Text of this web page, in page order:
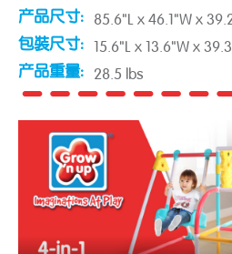
产品尺寸: 85.6"L x 46.1"W x
包裝尺寸: 15.6"L x 13.6"W x
产品重量: 28.5 lbs